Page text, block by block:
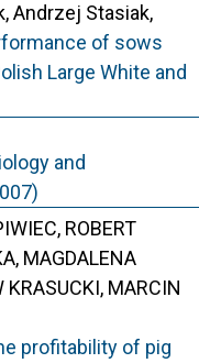
Andrzej Stasiak,
of sows
Large White and
and
ROBERT
MAGDALENA
KRASUCKI, MARCIN
profitability of pig